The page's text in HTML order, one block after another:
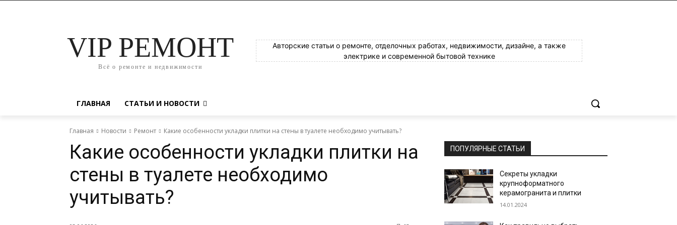
VIP РЕМОНТ
Всё о ремонте и недвижимости
Авторские статьи о ремонте, отделочных работах, недвижимости, дизайне, а также
электрике и современной бытовой технике
ГЛАВНАЯ СТАТЬИ И НОВОСТИ
Главная Новости Ремонт Какие особенности укладки плитки на стены в туалете необходимо учитывать?
Какие особенности укладки плитки на
стены в туалете необходимо
учитывать?
ПОПУЛЯРНЫЕ СТАТЬИ
Секреты укладки
крупноформатного
керамогранита и плитки
14.01.2024